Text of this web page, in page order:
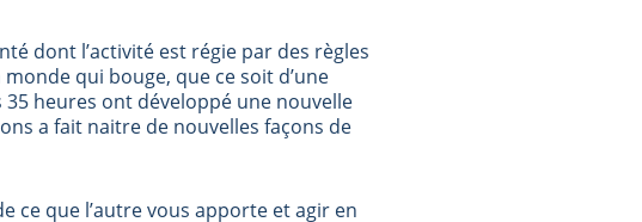
dont l’activité est régie par des règles
qui bouge, que ce soit d’une
heures ont développé une nouvelle
a fait naitre de nouvelles façons de
ce que l’autre vous apporte et agir en